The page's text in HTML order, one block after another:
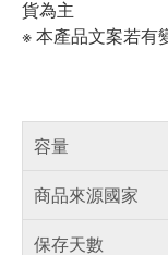
貨為主
※ 本產品文案若有
容量
商品來源國家
保存天數